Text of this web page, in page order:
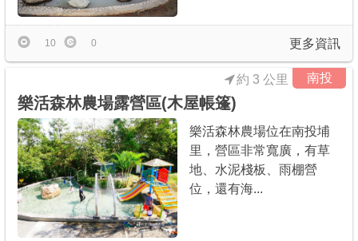
更多資訊
10 0
南投
樂活森林農場露營區(木屋帳篷)
約 3 公里
樂活森林農場位在南投埔
里，營區非常寬廣，有草
地、水泥棧板、雨棚營
位，還有海...